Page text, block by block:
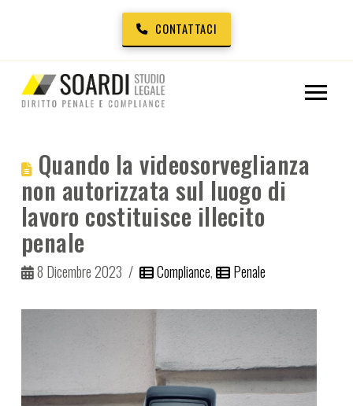
CONTATTACI
Quando la videosorveglianza
non autorizzata sul luogo di
lavoro costituisce illecito
penale
8 Dicembre 2023 Compliance, Penale